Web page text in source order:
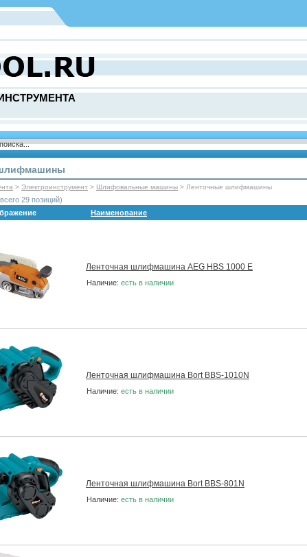
> Электроинструмент > Шлифовальные машины > Ленточные шлифмашины
29 позиций)
Наименование
Ленточная шлифмашина AEG HBS 1000 E
Наличие: есть в наличии
Ленточная шлифмашина Bort BBS-1010N
Наличие: есть в наличии
Ленточная шлифмашина Bort BBS-801N
Наличие: есть в наличии